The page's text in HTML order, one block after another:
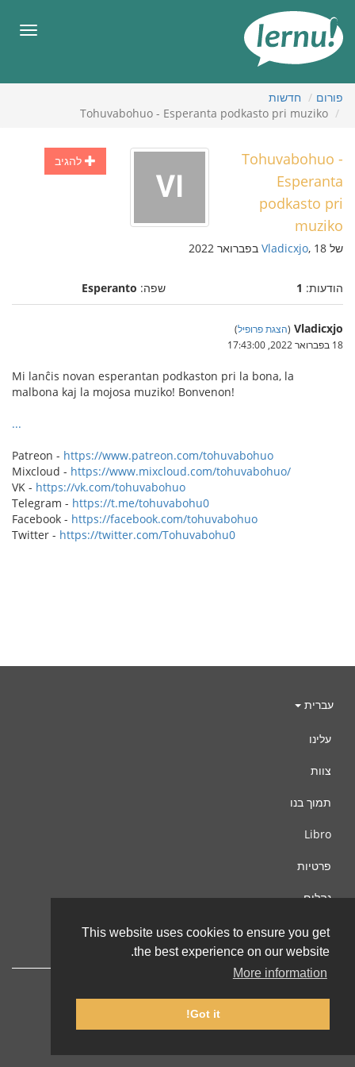
This website uses cookies to ensure you get
the best experience on our website.
More information
Got it!
העניינים
פורום
חדשות
Tohuvabohuo - Esperanta podkasto pri muziko
להגיב
Tohuvabohuo -
Esperanta
podkasto pri
muziko
של Vladicxjo, 18 בפברואר 2022
הודעות: 1 שפה: Esperanto
Vladicxjo
(הצגת פרופיל)
18 בפברואר 2022, 17:43:00
Mi lanĉis novan esperantan podkaston pri la bona, la
malbona kaj la mojosa muziko! Bonvenon!
...
Patreon - https://www.patreon.com/tohuvabohuo
Mixcloud - https://www.mixcloud.com/tohuvabohuo/
VK - https://vk.com/tohuvabohuo
Telegram - https://t.me/tohuvabohu0
Facebook - https://facebook.com/tohuvabohuo
Twitter - https://twitter.com/Tohuvabohu0
עברית
עלינו
צוות
תמוך בנו
Libro
פרטיות
נהלים
צור קשר
© 2002-2026 lernu.net |Impressum